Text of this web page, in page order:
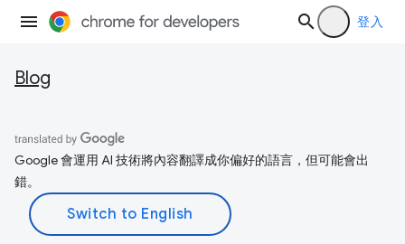
登入
Blog
Google 會運用 AI 技術將內容翻譯成你偏好的語言，但可能會出
錯。